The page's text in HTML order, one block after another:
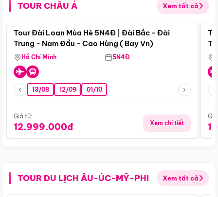
TOUR CHÂU Á Xem tất cả
Điểm nổi bật
Tour Đài Loan Mùa Hè 5N4Đ | Đài Bắc - Đài
Trung - Nam Đầu - Cao Hùng ( Bay Vn)
Hồ Chí Minh 5N4Đ
13/08 12/09 01/10
Giá từ:
12.999.000đ Xem chi tiết
TOUR DU LỊCH ÂU-ÚC-MỸ-PHI Xem tất cả
Điểm nổi bật